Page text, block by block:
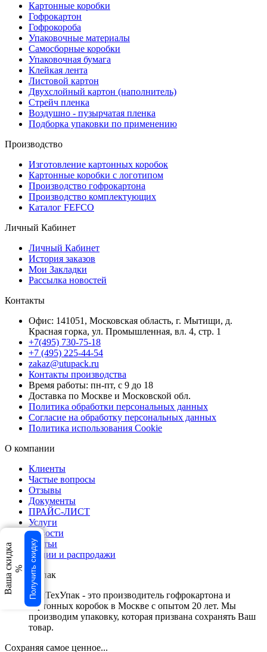
Картонные коробки
Гофрокартон
Гофрокороба
Упаковочные материалы
Самосборные коробки
Упаковочная бумага
Клейкая лента
Листовой картон
Двухслойный картон (наполнитель)
Стрейч пленка
Воздушно - пузырчатая пленка
Подборка упаковки по применению
Производство
Изготовление картонных коробок
Картонные коробки с логотипом
Производство гофрокартона
Производство комплектующих
Каталог FEFCO
Личный Кабинет
Личный Кабинет
История заказов
Мои Закладки
Рассылка новостей
Контакты
Офис: 141051, Московская область, г. Мытищи, д.
Красная горка, ул. Промышленная, вл. 4, стр. 1
+7(495) 730-75-18
+7 (495) 225-44-54
zakaz@utupack.ru
Контакты производства
Время работы: пн-пт, с 9 до 18
Доставка по Москве и Московской обл.
Политика обработки персональных данных
Согласие на обработку персональных данных
Политика использования Cookie
О компании
Клиенты
Частые вопросы
Отзывы
Документы
ПРАЙС-ЛИСТ
Услуги
Новости
Статьи
Акции и распродажи
УниТехУпак
УниТехУпак - это производитель гофрокартона и
картонных коробок в Москве с опытом 20 лет. Мы
производим упаковку, которая призвана сохранять Ваш
товар.
Сохраняя самое ценное...
Ваша скидка % Получить скидку